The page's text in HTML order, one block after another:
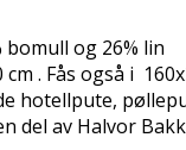
bomull og 26% lin
. Fås også i
hotellpute,
del av Halvor